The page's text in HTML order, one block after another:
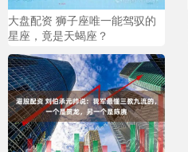
大盘配资 狮子座唯一能驾驭的
星座，竟是天蝎座？